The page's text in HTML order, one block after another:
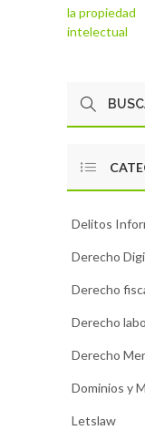
la propiedad
intelectual
Delitos
Derecho
Derecho
Derecho
Derecho
Dominios y
Letslaw